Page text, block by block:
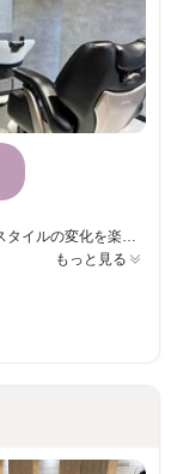
Mr.PLATに訪れると、現代的で活気に満ちた空間でスタイルの変化を楽しむことができます。メンズスタイルに特化し、トレンドに敏感な男性に向けた豊富なパーマメニューをご提供しております。スタイリストは、技術力とセンスを活かしたアドバイスで、個性的で洗練されたヘアスタイルを実現します。プライベート感を重視した個室も完備されているため、リラックスして施術を受けることができます。また、駐車場の利用も可能なので、車で気軽にお越しいただけます。Mr.PLATで、新しい自分を見つけ、スタイルアップを目指してみませんか。
もっと見る